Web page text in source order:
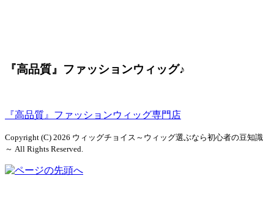
『高品質』ファッションウィッグ♪
『高品質』ファッションウィッグ専門店
Copyright (C) 2026 ウィッグチョイス～ウィッグ選ぶなら初心者の豆知識
～ All Rights Reserved.